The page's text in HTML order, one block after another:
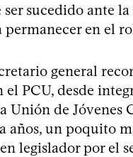
sucedido ante la
en el
general
el PCU, desde
Unión de Jóvenes
años, un poquito
legislador por el